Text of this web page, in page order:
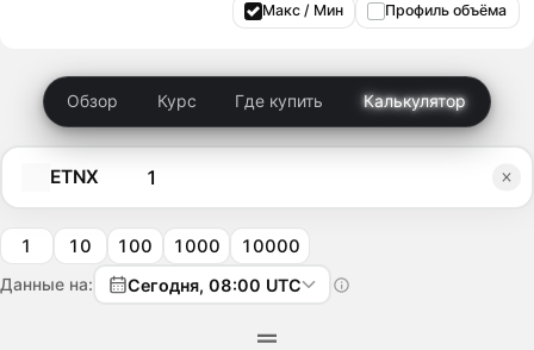
Макс / Мин Профиль объёма
Обзор Курс Где купить Калькулятор
ETNX
1 10 100 1000 10000
Данные на: Сегодня, 08:00 UTC